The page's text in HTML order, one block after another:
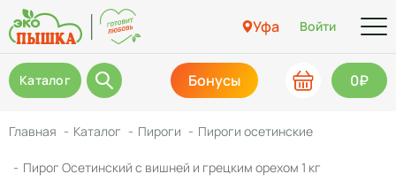
Уфа Войти
Каталог Бонусы 0₽
Главная Каталог Пироги Пироги осетинские
Пирог Осетинский с вишней и грецким орехом 1 кг